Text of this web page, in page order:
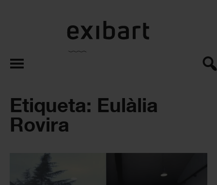
exibart.es
Etiqueta: Eulàlia
Rovira